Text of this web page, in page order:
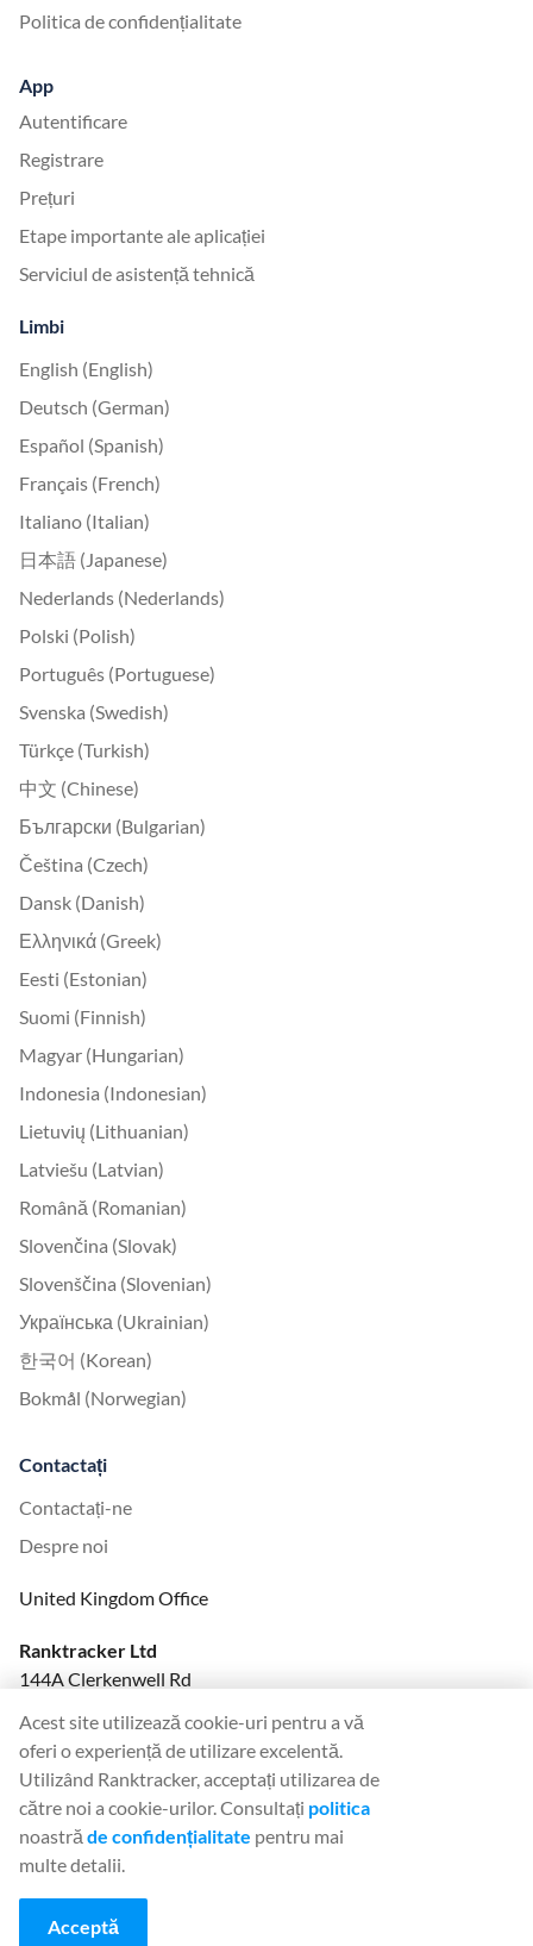
Politica de confidențialitate
App
Autentificare
Registrare
Prețuri
Etape importante ale aplicației
Serviciul de asistență tehnică
Limbi
English (English)
Deutsch (German)
Español (Spanish)
Français (French)
Italiano (Italian)
日本語 (Japanese)
Nederlands (Nederlands)
Polski (Polish)
Português (Portuguese)
Svenska (Swedish)
Türkçe (Turkish)
中文 (Chinese)
Български (Bulgarian)
Čeština (Czech)
Dansk (Danish)
Ελληνικά (Greek)
Eesti (Estonian)
Suomi (Finnish)
Magyar (Hungarian)
Indonesia (Indonesian)
Lietuvių (Lithuanian)
Latviešu (Latvian)
Română (Romanian)
Slovenčina (Slovak)
Slovenščina (Slovenian)
Українська (Ukrainian)
한국어 (Korean)
Bokmål (Norwegian)
Contactați
Contactați-ne
Despre noi
United Kingdom Office
Ranktracker Ltd
144A Clerkenwell Rd
Company No: 08820809
felix@ranktracker.com
2015 -
Acest site utilizează cookie-uri pentru a vă
oferi o experiență de utilizare excelentă.
Utilizând Ranktracker, acceptați utilizarea de
către noi a cookie-urilor. Consultați politica
noastră de confidențialitate pentru mai
multe detalii.
Acceptă